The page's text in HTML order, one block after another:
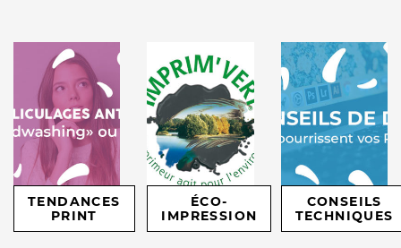
TENDANCES
PRINT
ÉCO-
IMPRESSION
CONSEILS
TECHNIQUES